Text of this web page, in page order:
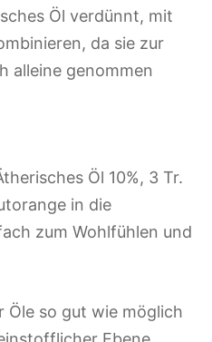
Öl verdünnt, mit
da sie zur
alleine genommen
Öl 10%, 3 Tr.
in die
zum Wohlfühlen und
Öle so gut wie möglich